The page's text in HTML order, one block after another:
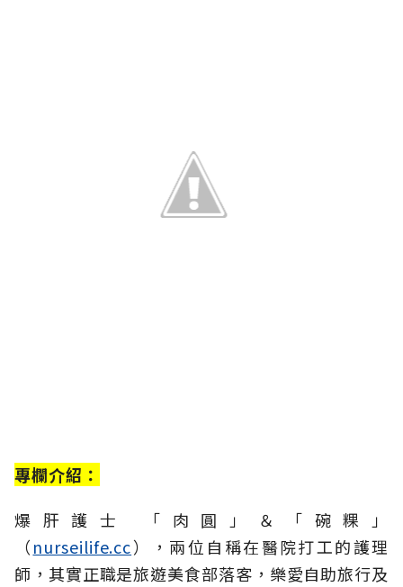
專欄介紹：
爆肝護士 「肉圓」＆「碗粿」
（nurseilife.cc），兩位自稱在醫院打工的護理
師，其實正職是旅遊美食部落客，樂愛自助旅行及